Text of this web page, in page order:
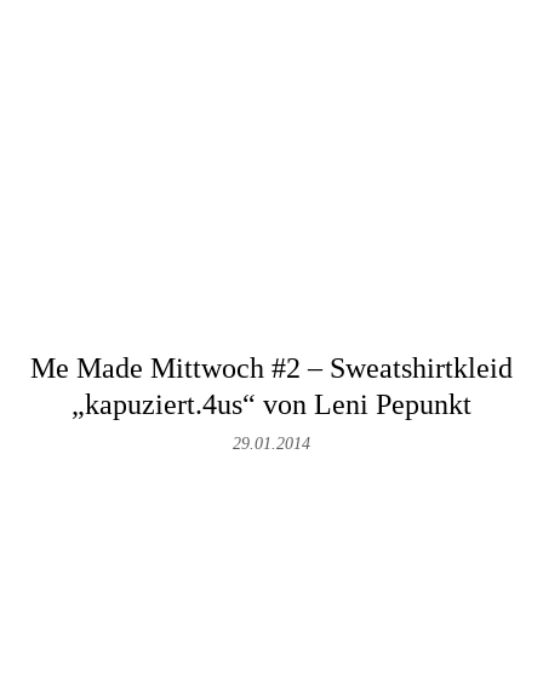
Me Made Mittwoch #2 – Sweatshirtkleid
„kapuziert.4us“ von Leni Pepunkt
29.01.2014